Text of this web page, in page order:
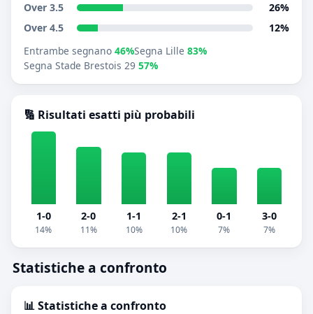
Over 3.5
26%
Over 4.5
12%
Entrambe segnano 46%Segna Lille 83%
Segna Stade Brestois 29 57%
🔢 Risultati esatti più probabili
1-0
14%
2-0
11%
1-1
10%
2-1
10%
0-1
7%
3-0
7%
Statistiche a confronto
📊 Statistiche a confronto